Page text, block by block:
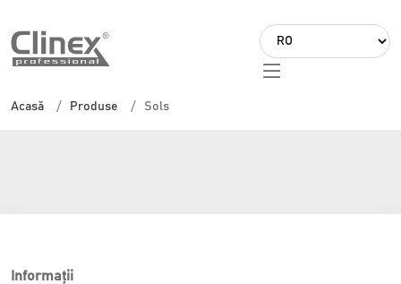
L
a
Acasă Produse Sols
Informații